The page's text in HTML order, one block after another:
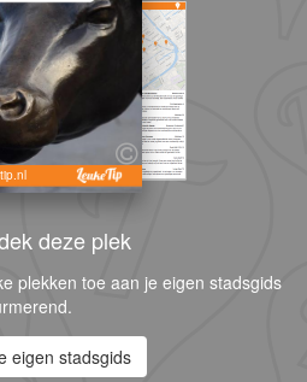
deze plek
plekken toe aan je eigen stadsgids
eigen stadsgids